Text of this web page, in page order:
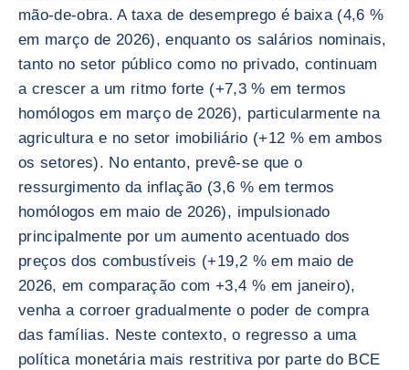
mão-de-obra. A taxa de desemprego é baixa (4,6 %
em março de 2026), enquanto os salários nominais,
tanto no setor público como no privado, continuam
a crescer a um ritmo forte (+7,3 % em termos
homólogos em março de 2026), particularmente na
agricultura e no setor imobiliário (+12 % em ambos
os setores). No entanto, prevê-se que o
ressurgimento da inflação (3,6 % em termos
homólogos em maio de 2026), impulsionado
principalmente por um aumento acentuado dos
preços dos combustíveis (+19,2 % em maio de
2026, em comparação com +3,4 % em janeiro),
venha a corroer gradualmente o poder de compra
das famílias. Neste contexto, o regresso a uma
política monetária mais restritiva por parte do BCE